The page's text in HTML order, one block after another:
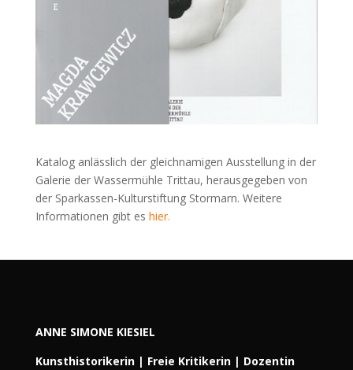
Katalog anlässlich der gleichnamigen Ausstellung in der
Galerie der Wassermühle Trittau, herausgegeben von
der Sparkassen-Kulturstiftung Stormarn. Weitere
Informationen gibt es hier.
ANNE SIMONE KIESIEL
Kunsthistorikerin | Freie Kritikerin | Dozentin